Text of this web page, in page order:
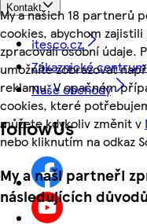
My a našich 18 partnerů
cookies, abychom
zpracovali osobní údaje.
umožníte zobrazovat
reklamu. V opačném
cookies, které
můžete kdykoliv změnit v
nebo kliknutím na odkaz
My a naši partneři
následujících důvodů
Kontakt
itesco.cz
Zákaznické
Naše obchody
followUs